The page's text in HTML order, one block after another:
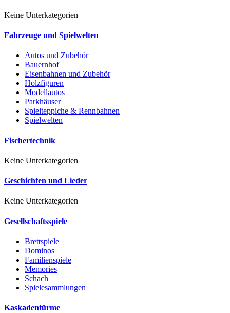
Keine Unterkategorien
Fahrzeuge und Spielwelten
Autos und Zubehör
Bauernhof
Eisenbahnen und Zubehör
Holzfiguren
Modellautos
Parkhäuser
Spielteppiche & Rennbahnen
Spielwelten
Fischertechnik
Keine Unterkategorien
Geschichten und Lieder
Keine Unterkategorien
Gesellschaftsspiele
Brettspiele
Dominos
Familienspiele
Memories
Schach
Spielesammlungen
Kaskadentürme